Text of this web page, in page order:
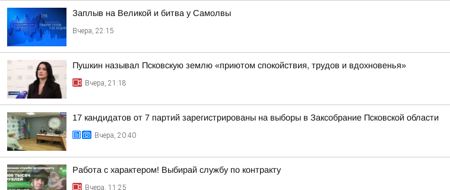
Заплыв на Великой и битва у Самолвы
Вчера, 22:15
Пушкин называл Псковскую землю «приютом спокойствия, трудов и вдохновенья»
Вчера, 21:18
17 кандидатов от 7 партий зарегистрированы на выборы в Заксобрание Псковской области
Вчера, 20:40
Работа с характером! Выбирай службу по контракту
Вчера, 11:25